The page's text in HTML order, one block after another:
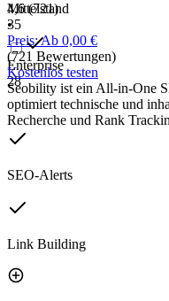
Mittelstand
35
Enterprise
28
4,6(721)
•
Preis: Ab 0,00 €
(721 Bewertungen)
Kostenlos testen
Seobility ist ein All-in-One
optimiert technische und
Recherche und Rank
SEO-Alerts
Link Building